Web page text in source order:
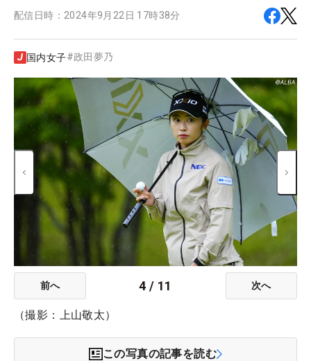
配信日時： 2024年9月22日 17時38分
国内女子#政田夢乃
前へ 4 / 11 次へ
（撮影：上山敬太）
この写真の記事を読む